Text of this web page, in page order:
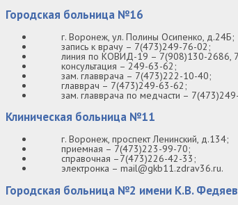
Городская больница №16
г. Воронеж, ул. Полины Осипенко, д.24Б;
запись к врачу – 7(473)249-76-02;
линия по КОВИД-19 – 7(908)130-2686,
консультация – 249-63-62;
зам. главврача – 7(473)222-10-40;
главврач – 7(473)249-63-62;
зам. главврача по медчасти –
Клиническая больница №11
г. Воронеж, проспект Ленинский, д.134;
приемная – 7(473)223-99-70;
справочная –7(473)226-42-33;
электронка – mail@gkb11.zdrav36.ru.
Городская больница №2 имени К.В.